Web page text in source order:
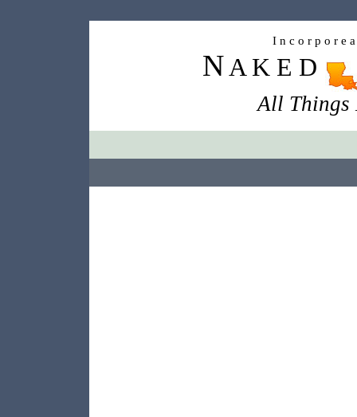
I n c o r p o r e
N A K E D
All Things